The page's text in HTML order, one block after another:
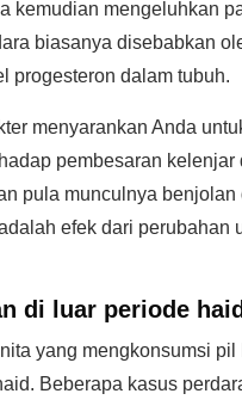
kemudian mengeluhkan
biasanya disebabkan
progesteron dalam tubuh.
menyarankan Anda
pembesaran
pula munculnya
efek dari perubahan
di luar periode haid
yang mengkonsumsi
Beberapa kasus